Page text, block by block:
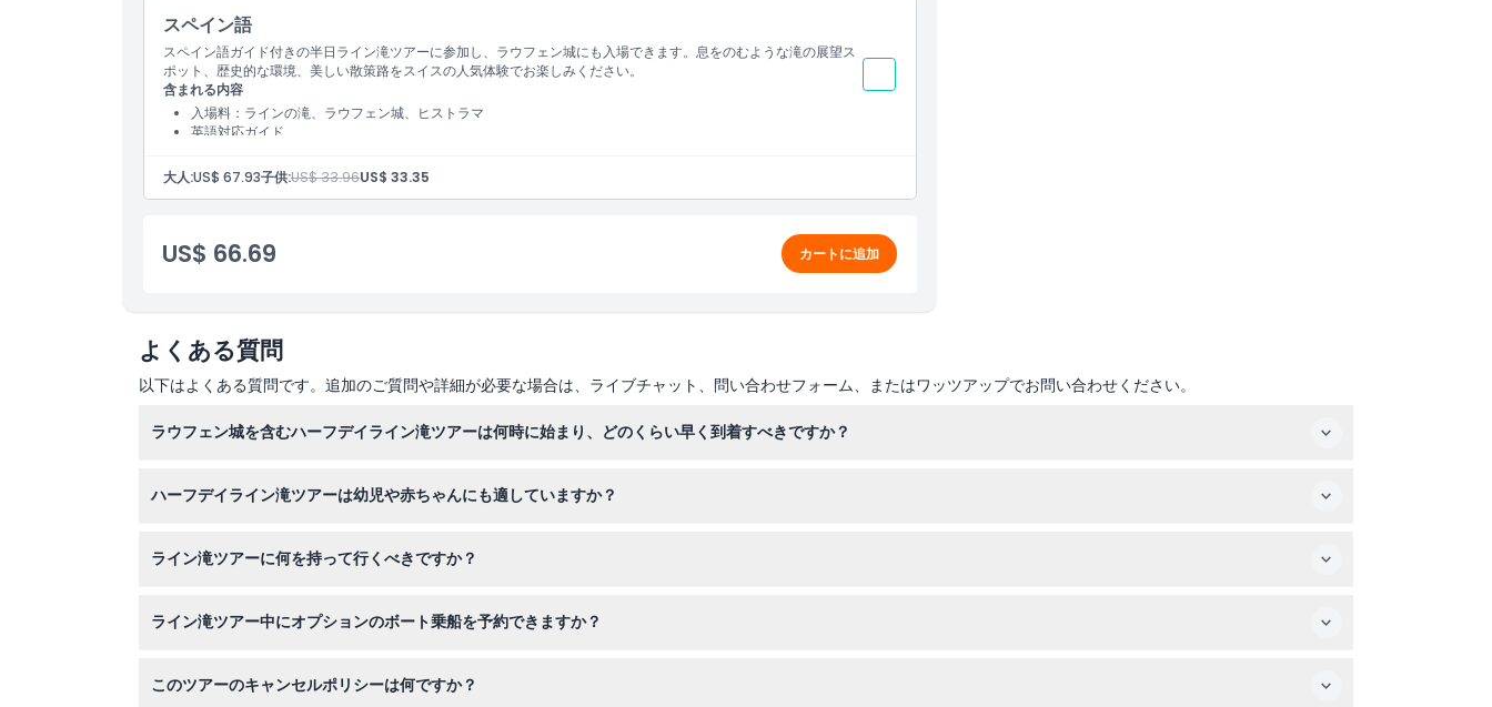
スペイン語
スペイン語ガイド付きの半日ライン滝ツアーに参加し、ラウフェン城にも入場できます。息をのむような滝の展望ス
ポット、歴史的な環境、美しい散策路をスイスの人気体験でお楽しみください。
含まれる内容
入場料：ラインの滝、ラウフェン城、ヒストラマ
英語対応ガイド
大人:US$ 67.93子供:US$ 33.96US$ 33.35
US$ 66.69 カートに追加
よくある質問
以下はよくある質問です。追加のご質問や詳細が必要な場合は、ライブチャット、問い合わせフォーム、またはワッツアップでお問い合わせください。
ラウフェン城を含むハーフデイライン滝ツアーは何時に始まり、どのくらい早く到着すべきですか？
ご確認ください）。
ハーフデイライン滝ツアーは幼児や赤ちゃんにも適していますか？
ます。
ライン滝ツアーに何を持って行くべきですか？
さい。
ライン滝ツアー中にオプションのボート乗船を予約できますか？
ん。
このツアーのキャンセルポリシーは何ですか？